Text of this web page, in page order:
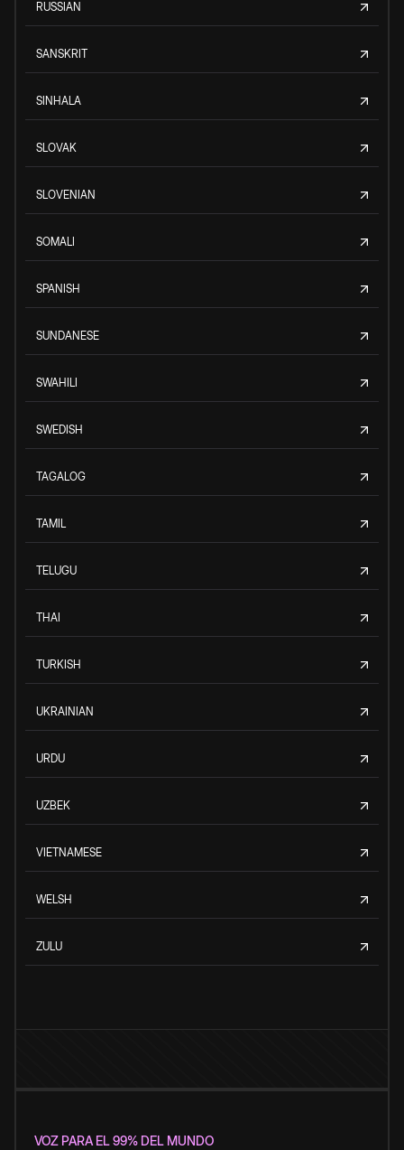
RUSSIAN
SANSKRIT
SINHALA
SLOVAK
SLOVENIAN
SOMALI
SPANISH
SUNDANESE
SWAHILI
SWEDISH
TAGALOG
TAMIL
TELUGU
THAI
TURKISH
UKRAINIAN
URDU
UZBEK
VIETNAMESE
WELSH
ZULU
VOZ PARA EL 99% DEL MUNDO